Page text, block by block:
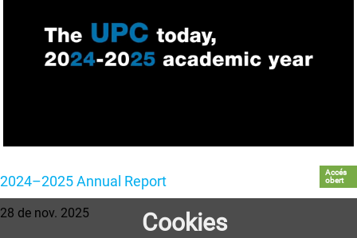
2024–2025 Annual Report
Accés
obert
28 de nov. 2025 Cookies